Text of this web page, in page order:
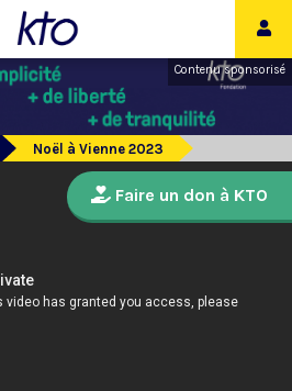
Contenu sponsorisé
Noël à Vienne 2023
Faire un don à KTO